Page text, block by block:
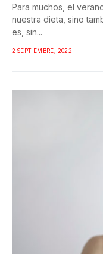
Para muchos, el
nuestra dieta, sino
es, sin...
2 SEPTIEMBRE, 2022